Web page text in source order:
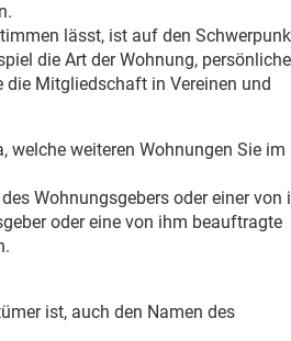
lässt, ist auf den
die Art der Wohnung, persönliche
Mitgliedschaft in Vereinen und
welche weiteren Wohnungen Sie im
Wohnungsgebers oder einer von
oder eine von ihm beauftragte
ist, auch den Namen des